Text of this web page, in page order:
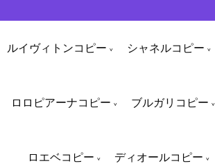
ルイヴィトンコピー シャネルコピー
ロロピアーナコピー ブルガリコピー
ロエベコピー ディオールコピー